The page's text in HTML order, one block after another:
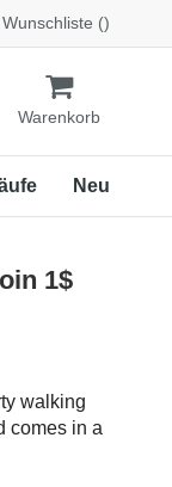
Wunschliste ()
Warenkorb
Neu
1$
walking
comes in a